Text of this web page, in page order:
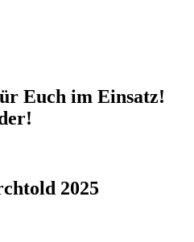
Euch im Einsatz!
2025